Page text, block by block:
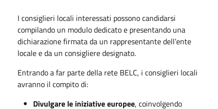
I consiglieri locali interessati possono candidarsi
compilando un modulo dedicato e presentando una
dichiarazione firmata da un rappresentante dell’ente
locale e da un consigliere designato.
Entrando a far parte della rete BELC, i consiglieri locali
avranno il compito di:
Divulgare le iniziative europee, coinvolgendo